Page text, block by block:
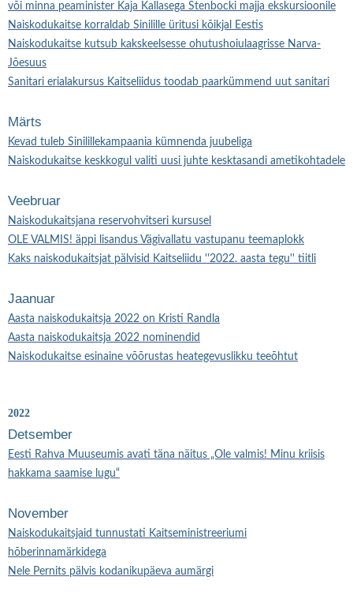
või minna peaminister Kaja Kallasega Stenbocki majja ekskursioonile
Naiskodukaitse korraldab Sinilille üritusi kõikjal Eestis
Naiskodukaitse kutsub kakskeelsesse ohutushoiulaagrisse Narva-
Jõesuus
Sanitari erialakursus Kaitseliidus toodab paarkümmend uut sanitari
Märts
Kevad tuleb Sinilillekampaania kümnenda juubeliga
Naiskodukaitse keskkogul valiti uusi juhte kesktasandi ametikohtadele
Veebruar
Naiskodukaitsjana reservohvitseri kursusel
OLE VALMIS! äppi lisandus Vägivallatu vastupanu teemaplokk
Kaks naiskodukaitsjat pälvisid Kaitseliidu ''2022. aasta tegu'' tiitli
Jaanuar
Aasta naiskodukaitsja 2022 on Kristi Randla
Aasta naiskodukaitsja 2022 nominendid
Naiskodukaitse esinaine võõrustas heategevuslikku teeõhtut
2022
Detsember
Eesti Rahva Muuseumis avati täna näitus „Ole valmis! Minu kriisis
hakkama saamise lugu“
November
Naiskodukaitsjaid tunnustati Kaitseministreeriumi
hõberinnamärkidega
Nele Pernits pälvis kodanikupäeva aumärgi